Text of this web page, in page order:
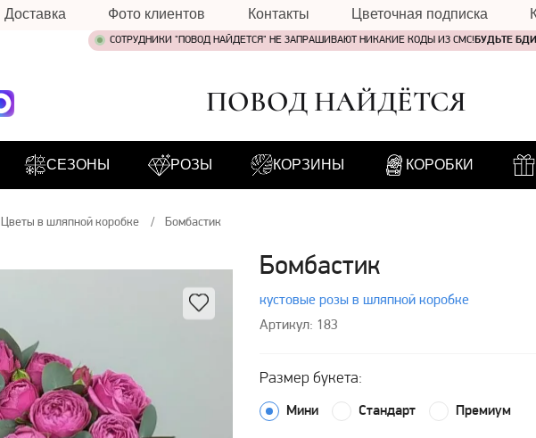
Доставка Фото клиентов Контакты Цветочная подписка
СОТРУДНИКИ "ПОВОД НАЙДЕТСЯ" НЕ ЗАПРАШИВАЮТ НИКАКИЕ КОДЫ ИЗ СМС! БУДЬТЕ
ПОВОД НАЙДЁТСЯ
СЕЗОНЫ РОЗЫ КОРЗИНЫ КОРОБКИ
Цветы в шляпной коробке Бомбастик
Бомбастик
кустовые розы в шляпной коробке
Артикул: 183
Размер букета:
Мини Стандарт Премиум